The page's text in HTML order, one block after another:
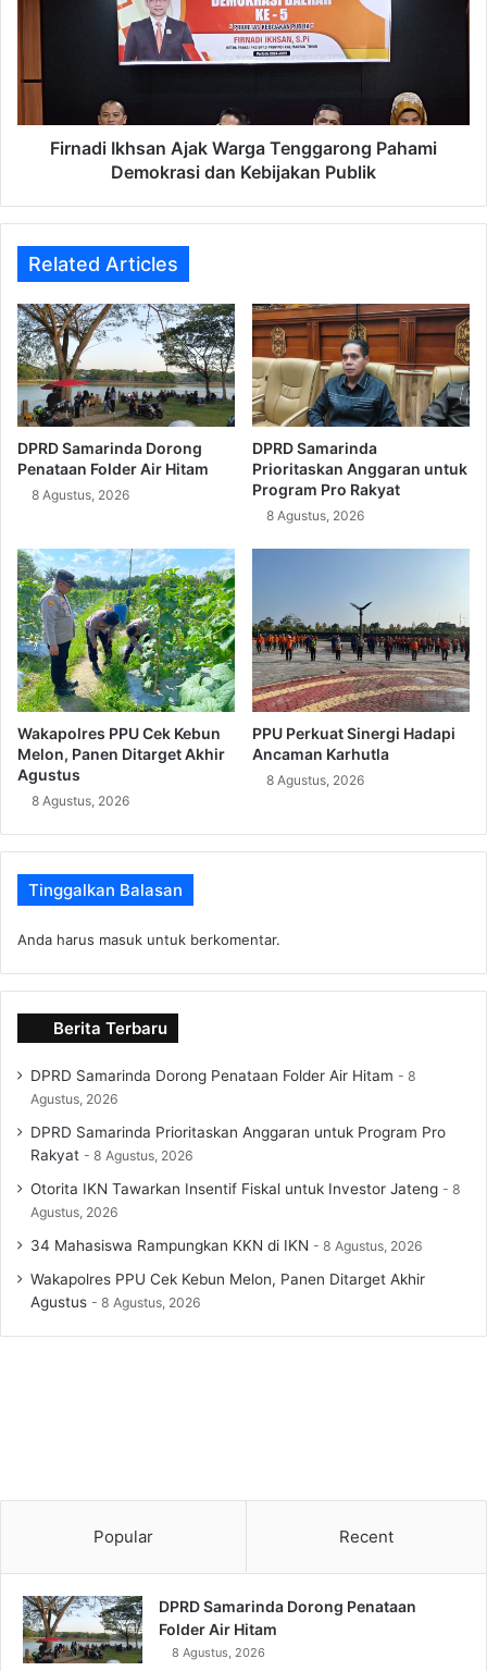
Warga
Pahami
Demokrasi
Kebijakan
PublikFirnadi Ikhsan Ajak Warga Tenggarong Pahami
Demokrasi dan Kebijakan Publik
Related Articles
DPRD Samarinda Dorong
Penataan Folder Air Hitam
8 Agustus, 2026
DPRD Samarinda
Prioritaskan Anggaran untuk
Program Pro Rakyat
8 Agustus, 2026
Wakapolres PPU Cek Kebun
Melon, Panen Ditarget Akhir
Agustus
8 Agustus, 2026
PPU Perkuat Sinergi Hadapi
Ancaman Karhutla
8 Agustus, 2026
Tinggalkan Balasan
Anda harus masuk untuk berkomentar.
Berita Terbaru
DPRD Samarinda Dorong Penataan Folder Air Hitam
8
Agustus, 2026
DPRD Samarinda Prioritaskan Anggaran untuk Program Pro
Rakyat
8 Agustus, 2026
Otorita IKN Tawarkan Insentif Fiskal untuk Investor Jateng
8
Agustus, 2026
34 Mahasiswa Rampungkan KKN di IKN 8 Agustus, 2026
Wakapolres PPU Cek Kebun Melon, Panen Ditarget Akhir
Agustus
8 Agustus, 2026
Popular Recent
DPRD Samarinda Dorong Penataan
Folder Air Hitam
8 Agustus, 2026